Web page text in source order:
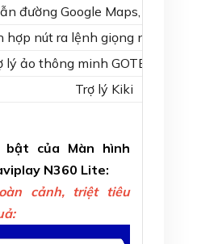
đường Google Maps,
hợp nút ra lệnh giọng nói trên
lý ảo thông minh GOTECH
Trợ lý Kiki
bật của Màn hình
N360 Lite:
cảnh, triệt tiêu